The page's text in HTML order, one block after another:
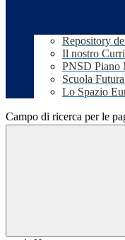
Repository
Il nostro
PNSD Piano
Scuola
Lo Spazio
Campo di ricerca per le